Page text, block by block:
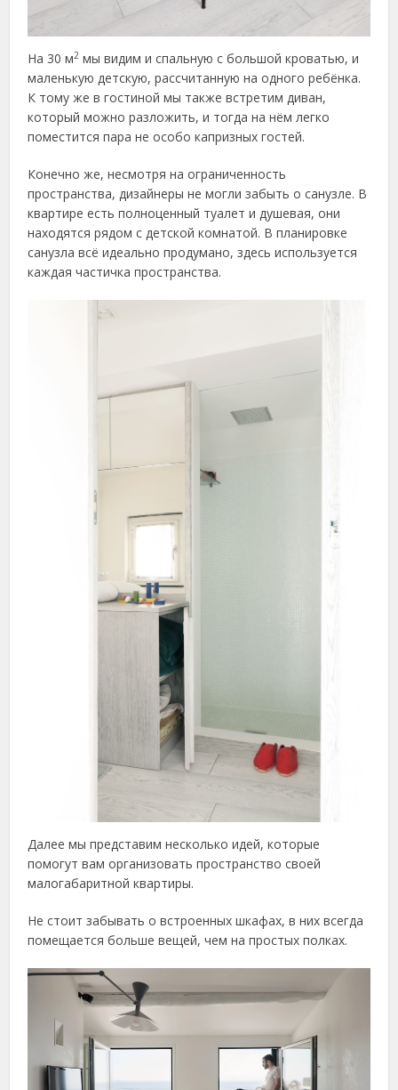
На 30 м2 мы видим и спальную с большой кроватью, и
маленькую детскую, рассчитанную на одного ребёнка.
К тому же в гостиной мы также встретим диван,
который можно разложить, и тогда на нём легко
поместится пара не особо капризных гостей.
Конечно же, несмотря на ограниченность
пространства, дизайнеры не могли забыть о санузле. В
квартире есть полноценный туалет и душевая, они
находятся рядом с детской комнатой. В планировке
санузла всё идеально продумано, здесь используется
каждая частичка пространства.
Далее мы представим несколько идей, которые
помогут вам организовать пространство своей
малогабаритной квартиры.
Не стоит забывать о встроенных шкафах, в них всегда
помещается больше вещей, чем на простых полках.